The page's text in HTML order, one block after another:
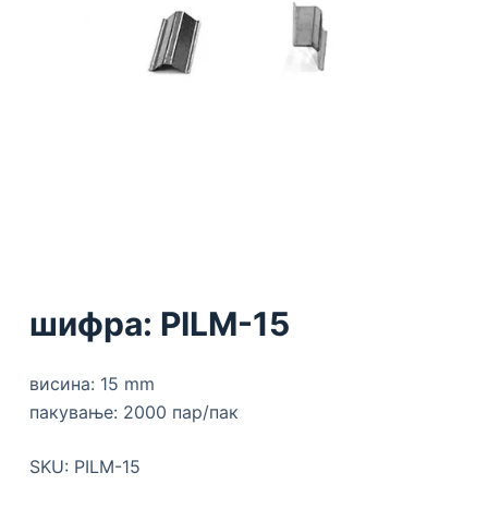
шифра: PILM-15
висина: 15 mm
пакување: 2000 пар/пак
SKU: PILM-15